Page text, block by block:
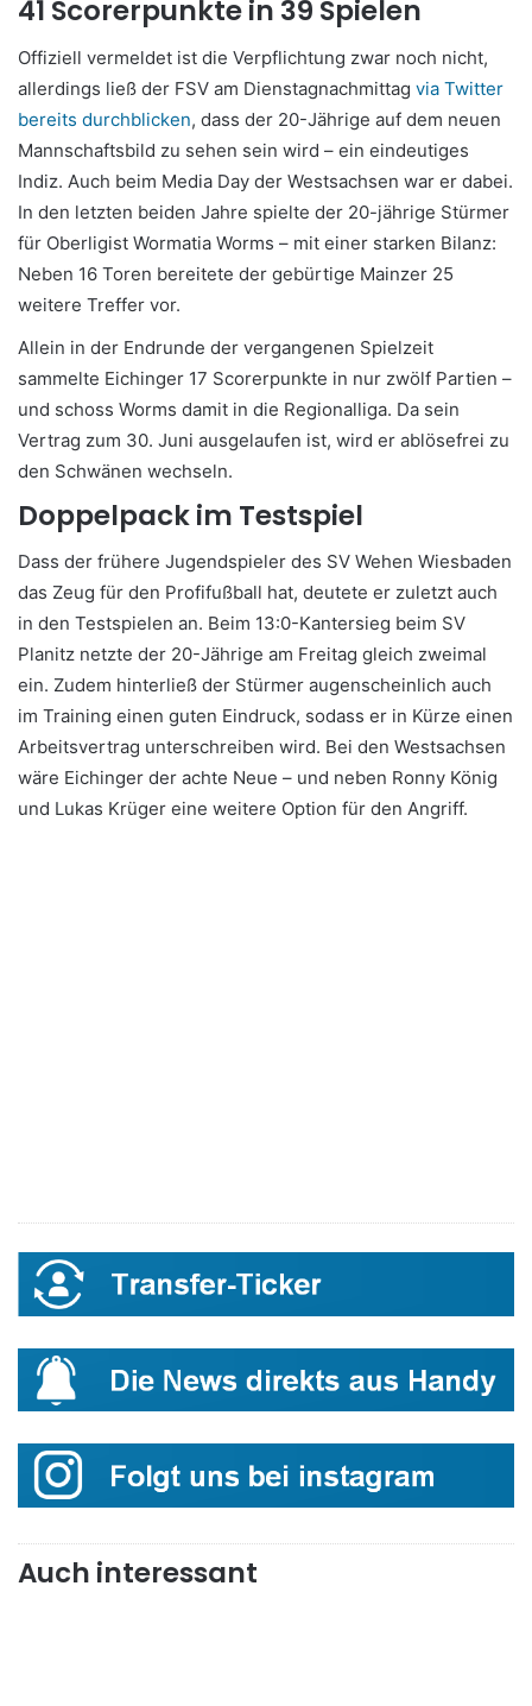
41 Scorerpunkte in 39 Spielen
Offiziell vermeldet ist die Verpflichtung zwar noch nicht,
allerdings ließ der FSV am Dienstagnachmittag via Twitter
bereits durchblicken, dass der 20-Jährige auf dem neuen
Mannschaftsbild zu sehen sein wird – ein eindeutiges
Indiz. Auch beim Media Day der Westsachsen war er dabei.
In den letzten beiden Jahre spielte der 20-jährige Stürmer
für Oberligist Wormatia Worms – mit einer starken Bilanz:
Neben 16 Toren bereitete der gebürtige Mainzer 25
weitere Treffer vor.
Allein in der Endrunde der vergangenen Spielzeit
sammelte Eichinger 17 Scorerpunkte in nur zwölf Partien –
und schoss Worms damit in die Regionalliga. Da sein
Vertrag zum 30. Juni ausgelaufen ist, wird er ablösefrei zu
den Schwänen wechseln.
Doppelpack im Testspiel
Dass der frühere Jugendspieler des SV Wehen Wiesbaden
das Zeug für den Profifußball hat, deutete er zuletzt auch
in den Testspielen an. Beim 13:0-Kantersieg beim SV
Planitz netzte der 20-Jährige am Freitag gleich zweimal
ein. Zudem hinterließ der Stürmer augenscheinlich auch
im Training einen guten Eindruck, sodass er in Kürze einen
Arbeitsvertrag unterschreiben wird. Bei den Westsachsen
wäre Eichinger der achte Neue – und neben Ronny König
und Lukas Krüger eine weitere Option für den Angriff.
Auch interessant